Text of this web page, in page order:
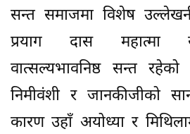
सन्त समाजमा विशेष
प्रयाग दास महात्मा
वात्सल्यभावनिष्ठ सन्त
निमीवंशी र जानकीजीको
कारण उहाँ अयोध्या र